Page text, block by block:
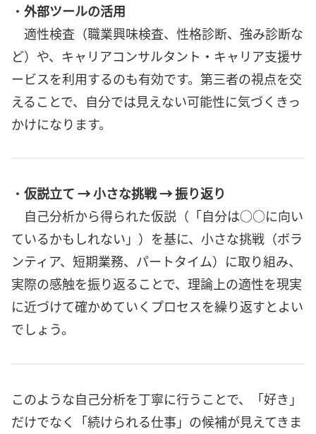
・ 外部ツールの活用
適性検査（職業興味検査、性格診断、強み診断な
ど）や、キャリアコンサルタント・キャリア支援サ
ービスを利用するのも有効です。第三者の視点を交
えることで、自分では見えない可能性に気づくきっ
かけになります。
・ 仮説立て → 小さな挑戦 → 振り返り
自己分析から得られた仮説（「自分は○○に向い
ているかもしれない」）を基に、小さな挑戦（ボラ
ンティア、短期業務、パートタイム）に取り組み、
実際の感触を振り返ることで、理論上の適性を現実
に近づけて確かめていくプロセスを繰り返すとよい
でしょう。
このような自己分析を丁寧に行うことで、「好き」
だけでなく「続けられる仕事」の候補が見えてきま